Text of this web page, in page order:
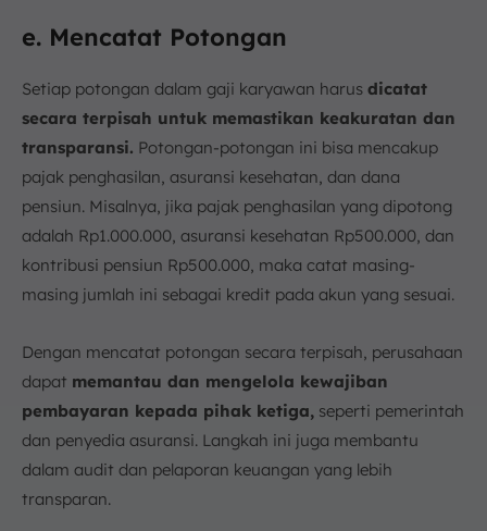
e. Mencatat Potongan
Setiap potongan dalam gaji karyawan harus dicatat
secara terpisah untuk memastikan keakuratan dan
transparansi. Potongan-potongan ini bisa mencakup
pajak penghasilan, asuransi kesehatan, dan dana
pensiun. Misalnya, jika pajak penghasilan yang dipotong
adalah Rp1.000.000, asuransi kesehatan Rp500.000, dan
kontribusi pensiun Rp500.000, maka catat masing-
masing jumlah ini sebagai kredit pada akun yang sesuai.
Dengan mencatat potongan secara terpisah, perusahaan
dapat memantau dan mengelola kewajiban
pembayaran kepada pihak ketiga, seperti pemerintah
dan penyedia asuransi. Langkah ini juga membantu
dalam audit dan pelaporan keuangan yang lebih
transparan.